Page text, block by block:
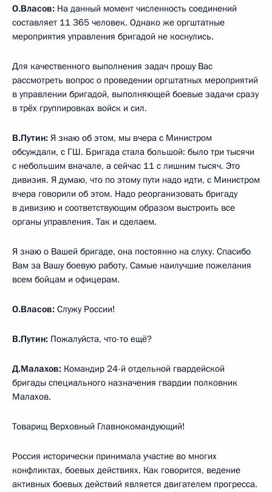
О.Власов: На данный момент численность соединений
составляет 11 365 человек. Однако же оргштатные
мероприятия управления бригадой не коснулись.
Для качественного выполнения задач прошу Вас
рассмотреть вопрос о проведении оргштатных мероприятий
в управлении бригадой, выполняющей боевые задачи сразу
в трёх группировках войск и сил.
В.Путин: Я знаю об этом, мы вчера с Министром
обсуждали, с ГШ. Бригада стала большой: было три тысячи
с небольшим вначале, а сейчас 11 с лишним тысяч. Это
дивизия. Я думаю, что по этому пути надо идти, с Министром
вчера говорили об этом. Надо реорганизовать бригаду
в дивизию и соответствующим образом выстроить все
органы управления. Так и сделаем.
Я знаю о Вашей бригаде, она постоянно на слуху. Спасибо
Вам за Вашу боевую работу. Самые наилучшие пожелания
всем бойцам и офицерам.
О.Власов: Служу России!
В.Путин: Пожалуйста, что-то ещё?
Д.Малахов: Командир 24-й отдельной гвардейской
бригады специального назначения гвардии полковник
Малахов.
Товарищ Верховный Главнокомандующий!
Россия исторически принимала участие во многих
конфликтах, боевых действиях. Как говорится, ведение
активных боевых действий является двигателем прогресса.